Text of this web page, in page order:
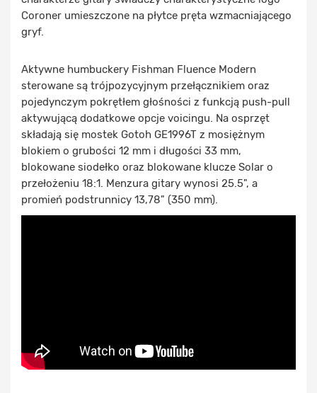
Coroner umieszczone na płytce pręta wzmacniającego
gryf.
Aktywne humbuckery Fishman Fluence Modern
sterowane są trójpozycyjnym przełącznikiem oraz
pojedynczym pokrętłem głośności z funkcją push-pull
aktywującą dodatkowe opcje voicingu. Na osprzęt
składają się mostek Gotoh GE1996T z mosiężnym
blokiem o grubości 12 mm i długości 33 mm,
blokowane siodełko oraz blokowane klucze Solar o
przełożeniu 18:1. Menzura gitary wynosi 25.5", a
promień podstrunnicy 13,78" (350 mm).